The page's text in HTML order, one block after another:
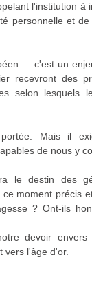
l'institution à
personnelle et
— c'est un
recevront des
selon lesquels
Mais il
de nous y
le destin des
moment précis
? Ont-ils
devoir
vers l'âge d'or.